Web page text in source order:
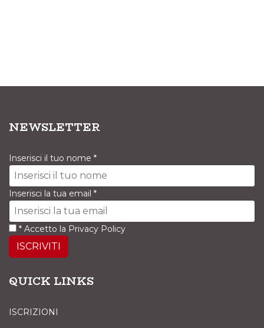
NEWSLETTER
Inserisci il tuo nome *
Inserisci la tua email *
* Accetto la Privacy Policy
ISCRIVITI
QUICK LINKS
ISCRIZIONI